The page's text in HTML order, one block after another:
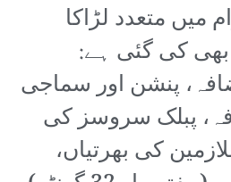
میں متعدد لڑاکا
کی گئی ہے:
پنشن اور سماجی
پبلک سروسز کی
کی بھرتیاں،